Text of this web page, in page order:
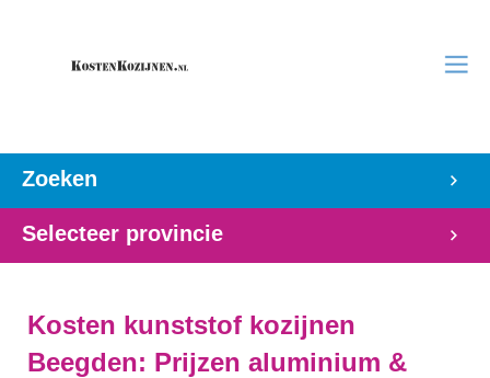
Zoeken
Selecteer provincie
Kosten kunststof kozijnen
Beegden: Prijzen aluminium &